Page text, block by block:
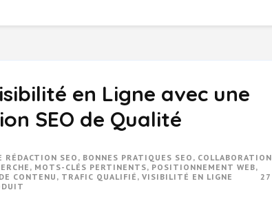
en Ligne avec une
SEO de Qualité
RÉDACTION SEO, BONNES PRATIQUES SEO , COLLABORATION
, MOTS-CLÉS PERTINENTS, POSITIONNEMENT WEB,
CONTENU, TRAFIC QUALIFIÉ , VISIBILITÉ EN LIGNE
27